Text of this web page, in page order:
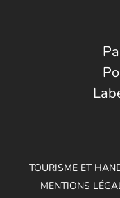
TOURISME ET
MENTIONS